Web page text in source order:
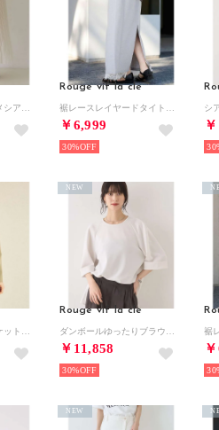
Rouge vif la cle
￥6,999
30%
Rouge vif la cle
￥11,858
NEW
30%
NEW